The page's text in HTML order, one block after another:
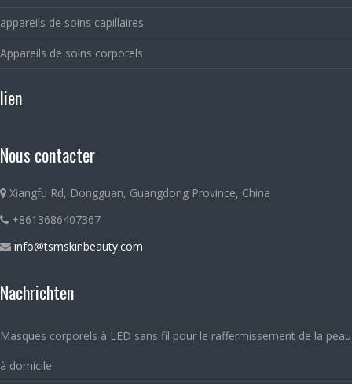
appareils de soins capillaires
Appareils de soins corporels
lien
Nous contacter
Xiangfu Rd, Dongguan, Guangdong Province, China
+8613686407367
info@tsmskinbeauty.com
Nachrichten
Masques corporels à LED sans fil pour le raffermissement de la peau
à domicile